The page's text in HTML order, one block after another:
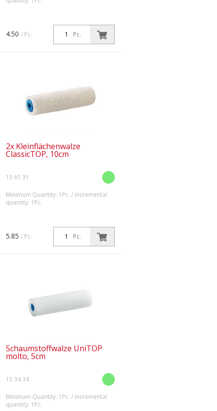
Pc.
4.50 / Pc.
2x Kleinflächenwalze
ClassicTOP, 10cm
15 61 31
Minimum Quantity: 1Pc. / Incremental
quantity: 1Pc.
Pc.
5.85 / Pc.
Schaumstoffwalze UniTOP
molto, 5cm
15 34 34
Minimum Quantity: 1Pc. / Incremental
quantity: 1Pc.